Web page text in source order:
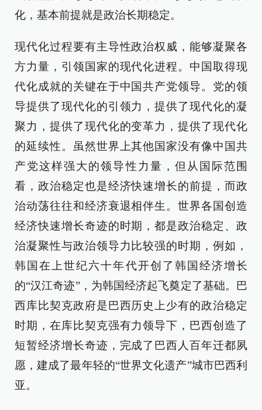
化，基本前提就是政治长期稳定。
现代化过程要有主导性政治权威，能够凝聚各
方力量，引领国家的现代化进程。中国取得现
代化成就的关键在于中国共产党领导。党的领
导提供了现代化的引领力，提供了现代化的凝
聚力，提供了现代化的变革力，提供了现代化
的延续性。虽然世界上其他国家没有像中国共
产党这样强大的领导性力量，但从国际范围
看，政治稳定也是经济快速增长的前提，而政
治动荡往往和经济衰退相伴生。世界各国创造
经济快速增长奇迹的时期，都是政治稳定、政
治凝聚性与政治领导力比较强的时期，例如，
韩国在上世纪六十年代开创了韩国经济增长
的“汉江奇迹”，为韩国经济起飞奠定了基础。巴
西库比契克政府是巴西历史上少有的政治稳定
时期，在库比契克强有力领导下，巴西创造了
短暂经济增长奇迹，完成了巴西人百年迁都夙
愿，建成了最年轻的“世界文化遗产”城市巴西利
亚。